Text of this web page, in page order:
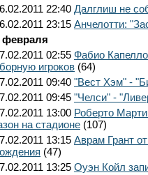
22:40 Далглиш не
23:15 Анчелотти:
февраля
02:55 Фабио
игроков (64)
09:40 "Вест Хэм" -
09:45 "Челси" -
13:00 Роберто
на стадионе (107)
13:15 Аврам Грант
(47)
13:25 Оуэн Койл